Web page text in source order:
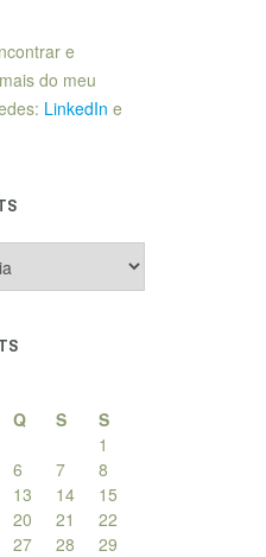
e
do meu
LinkedIn e
Q S
S
1
6 7
8
13 14
15
20 21
22
27 28
29